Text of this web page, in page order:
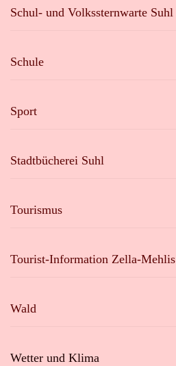
Schul- und Volkssternwarte Suhl
Schule
Sport
Stadtbücherei Suhl
Tourismus
Tourist-Information Zella-Mehlis
Wald
Wetter und Klima